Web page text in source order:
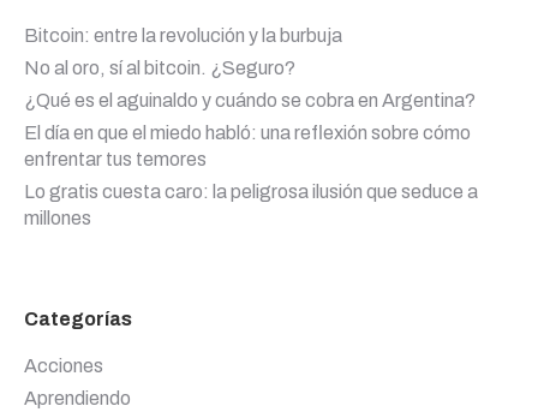
Bitcoin: entre la revolución y la burbuja
No al oro, sí al bitcoin. ¿Seguro?
¿Qué es el aguinaldo y cuándo se cobra en Argentina?
El día en que el miedo habló: una reflexión sobre cómo
enfrentar tus temores
Lo gratis cuesta caro: la peligrosa ilusión que seduce a
millones
Categorías
Acciones
Aprendiendo